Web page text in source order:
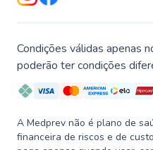
Condições válidas apenas
poderão ter condições
A Medprev não é plano de
financeira de riscos e de